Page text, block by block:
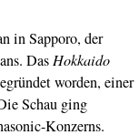
in Sapporo, der
Das Hokkaido
worden, einer
Schau ging
Konzerns.